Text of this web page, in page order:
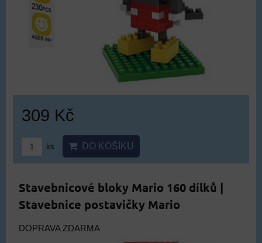
309 Kč
ks DO KOŠÍKU
Stavebnicové bloky Mario 160 dílků |
Stavebnice postavičky Mario
DOPRAVA ZDARMA